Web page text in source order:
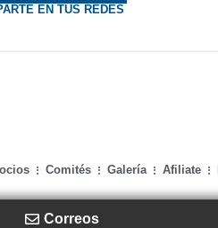
EN TUS REDES
Comités Galería Afiliate
Correos